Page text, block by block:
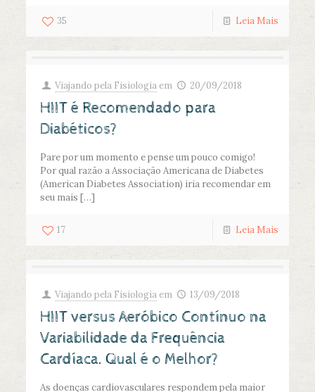
35 Leia Mais
Viajando pela Fisiologia em 20/09/2018
HIIT é Recomendado para
Diabéticos?
Pare por um momento e pense um pouco comigo!
Por qual razão a Associação Americana de Diabetes
(American Diabetes Association) iria recomendar em
seu mais […]
17 Leia Mais
Viajando pela Fisiologia em 13/09/2018
HIIT versus Aeróbico Contínuo na
Variabilidade da Frequência
Cardíaca. Qual é o Melhor?
As doenças cardiovasculares respondem pela maior